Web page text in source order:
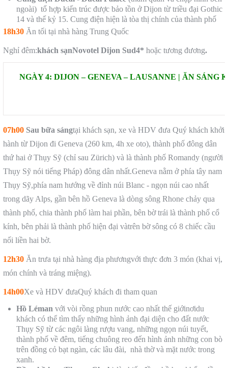
ngoài) tổ hợp kiến trúc được bảo tồn ở Dijon từ triều đại Gothic
14 và thế kỷ 15. Cung điện hiện là tòa thị chính của thành phố
18h30 Ăn tối tại nhà hàng Trung Quốc
Nghỉ đêm:khách sạnNovotel Dijon Sud4* hoặc tương đương.
NGÀY 4: DIJON – GENEVA – LAUSANNE | ĂN SÁNG
07h00 Sau bữa sángtại khách sạn, xe và HDV đưa Quý khách khởi
hành từ Dijon đi Geneva (260 km, 4h xe oto), thành phố đông dân
thứ hai ở Thụy Sỹ (chỉ sau Zürich) và là thành phố Romandy (người
Thụy Sỹ nói tiếng Pháp) đông dân nhất.Geneva nằm ở phía tây nam
Thụy Sỹ,phía nam hướng về đỉnh núi Blanc - ngọn núi cao nhất
trong dãy Alps, gần bên hồ Geneva là dòng sông Rhone chảy qua
thành phố, chia thành phố làm hai phần, bên bờ trái là thành phố cổ
kính, bên phải là thành phố hiện đại vàtrên bờ sông có 8 chiếc cầu
nối liền hai bờ.
12h30 Ăn trưa tại nhà hàng địa phươngvới thực đơn 3 món (khai vị,
món chính và tráng miệng).
14h00Xe và HDV đưaQuý khách đi tham quan
Hồ Léman với vòi rồng phun nước cao nhất thế giớinơidu
khách có thể tìm thấy những hình ảnh đại diện cho đất nước
Thụy Sỹ từ các ngôi làng rượu vang, những ngọn núi tuyết,
thành phố về đêm, tiếng chuông reo đến hình ảnh những con bò
trên đồng cỏ bạt ngàn, các lâu đài, nhà thờ và mặt nước trong
xanh.